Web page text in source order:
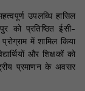
उपलब्धि हासिल
को प्रतिष्ठित ईसी-
में शामिल किया
और शिक्षकों को
प्रमाणन के अवसर